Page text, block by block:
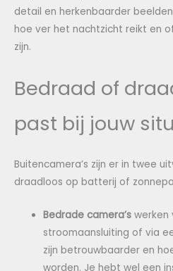
detail en herkenbaarder
hoe ver het nachtzicht reikt en
zijn.
Bedraad of
past bij jouw
Buitencamera’s zijn er in twee
draadloos op batterij of
Bedrade camera’s werken
stroomaansluiting of via
zijn betrouwbaarder en
worden. Je hebt wel een